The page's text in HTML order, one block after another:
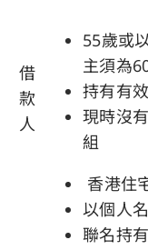
借
款
人
55歲或
主須為
持有有
現時沒
組
香港住
以個人
聯名持